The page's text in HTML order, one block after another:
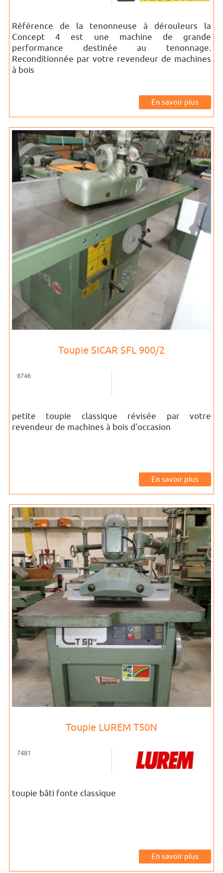
Référence de la tenonneuse à dérouleurs la
Concept 4 est une machine de grande
performance destinée au tenonnage.
Reconditionnée par votre revendeur de machines
à bois
En savoir plus
Toupie SICAR SFL 900/2
8746
petite toupie classique révisée par votre
revendeur de machines à bois d'occasion
En savoir plus
Toupie LUREM T50N
7481
toupie bâti fonte classique
En savoir plus